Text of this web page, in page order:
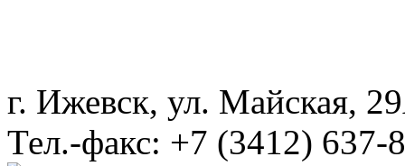
г. Ижевск, ул. Майская,
Тел.-факс: +7 (3412) 637-